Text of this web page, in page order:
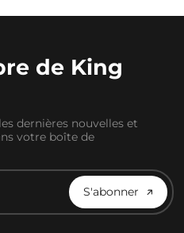
de King
dernières nouvelles et
votre boîte de
S'abonner